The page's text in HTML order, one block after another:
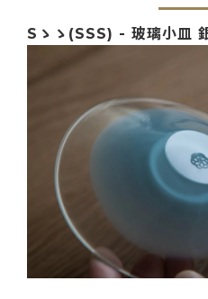
Sゝゝ(SSS) - 玻璃小皿